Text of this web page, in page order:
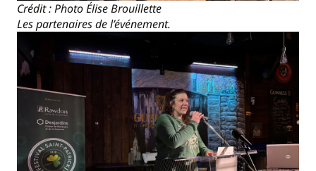
Crédit : Photo Élise Brouillette
Les partenaires de l’événement.